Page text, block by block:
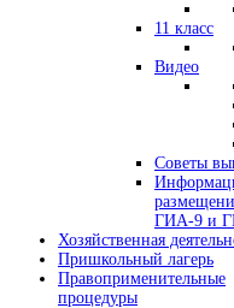
11 класс
Видео
Советы
ГИА-9 и
Хозяйственная
Пришкольный лагерь
Правоприменительные
процедуры